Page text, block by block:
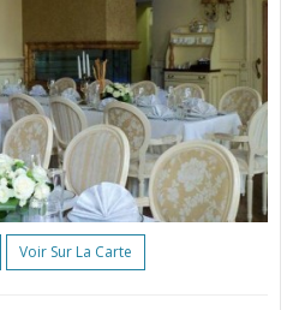
Voir Sur La Carte